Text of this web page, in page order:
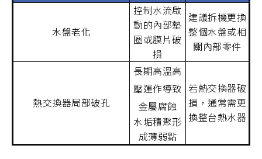
水盤老化
控制水流啟
動的內部墊
圈或膜片破
損
建議拆機更換
整個水盤或相
關內部零件
熱交換器局部破孔
長期高溫高
壓運作導致
金屬腐蝕
水垢積聚形
成薄弱點
若熱交換器破
損，通常需更
換整台熱水器